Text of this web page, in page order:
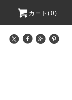
カート(0)